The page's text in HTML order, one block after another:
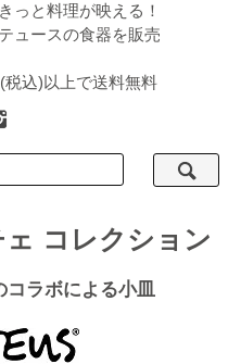
っと料理が映える！
ュースの食器を販売
税込)以上で送料無料
ェ コレクション
コラボによる小皿